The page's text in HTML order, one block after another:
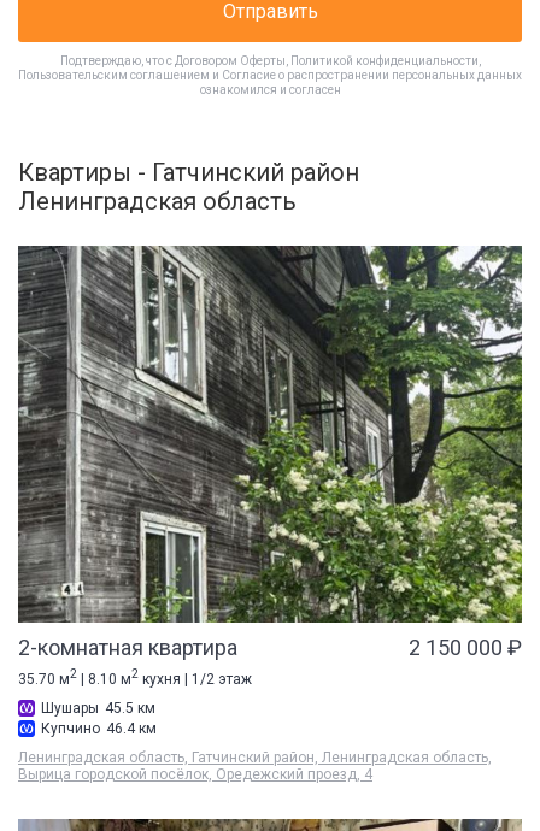
Отправить
Подтверждаю, что с Договором Оферты Политикой конфиденциальности
Пользовательским соглашением и Согласие о распространении персональных данных
ознакомился и согласен
Квартиры - Гатчинский район
Ленинградская область
2-комнатная квартира 2 150 000 ₽
35.70 м2 | 8.10 м2 кухня | 1/2 этаж
Шушары 45.5 км
Купчино 46.4 км
Ленинградская область, Гатчинский район, Ленинградская область,
Вырица городской посёлок, Оредежский проезд, 4